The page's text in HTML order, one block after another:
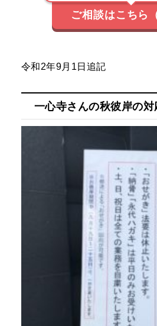
ご相談はこちら
令和2年9月1日追記
一心寺さんの秋彼岸の対